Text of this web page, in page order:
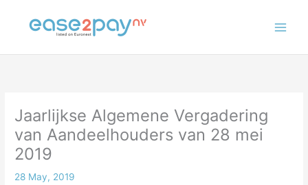
Jaarlijkse Algemene Vergadering
van Aandeelhouders van 28 mei
2019
28 May, 2019